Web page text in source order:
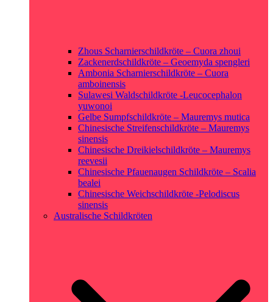
Zhous Scharnierschildkröte – Cuora zhoui
Zackenerdschildkröte – Geoemyda spengleri
Ambonia Scharnierschildkröte – Cuora
amboinensis
Sulawesi Waldschildkröte -Leucocephalon
yuwonoi
Gelbe Sumpfschildkröte – Mauremys mutica
Chinesische Streifenschildkröte – Mauremys
sinensis
Chinesische Dreikielschildkröte – Mauremys
reevesii
Chinesische Pfauenaugen Schildkröte – Scalia
bealei
Chinesische Weichschildkröte -Pelodiscus
sinensis
Australische Schildkröten